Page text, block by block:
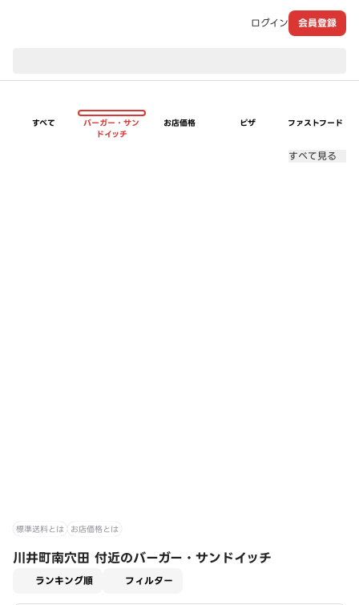
ログイン 会員登録
すべて
バーガー・サン
ドイッチ
お店価格 ピザ ファストフード
すべて見る
標準送料とは お店価格とは
川井町南穴田 付近のバーガー・サンドイッチ
ランキング順 フィルター